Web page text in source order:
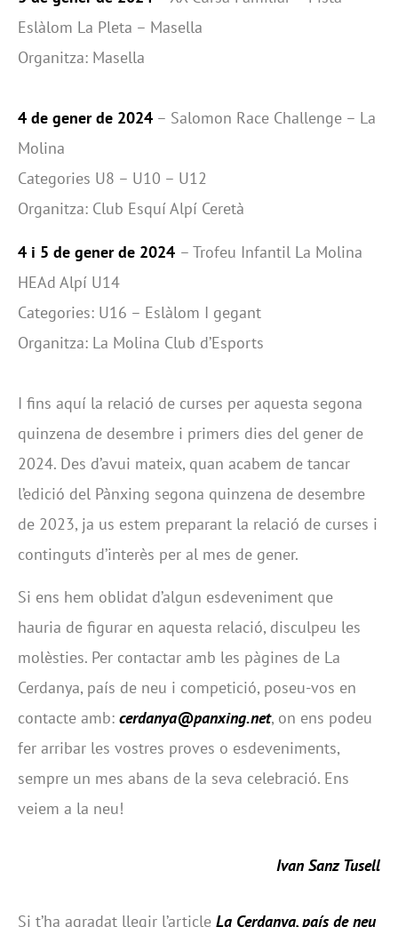
Eslàlom La Pleta – Masella
Organitza: Masella
4 de gener de 2024 – Salomon Race Challenge – La
Molina
Categories U8 – U10 – U12
Organitza: Club Esquí Alpí Ceretà
4 i 5 de gener de 2024 – Trofeu Infantil La Molina
HEAd Alpí U14
Categories: U16 – Eslàlom I gegant
Organitza: La Molina Club d’Esports
I fins aquí la relació de curses per aquesta segona
quinzena de desembre i primers dies del gener de
2024. Des d’avui mateix, quan acabem de tancar
l’edició del Pànxing segona quinzena de desembre
de 2023, ja us estem preparant la relació de curses i
continguts d’interès per al mes de gener.
Si ens hem oblidat d’algun esdeveniment que
hauria de figurar en aquesta relació, disculpeu les
molèsties. Per contactar amb les pàgines de La
Cerdanya, país de neu i competició, poseu-vos en
contacte amb: cerdanya@panxing.net, on ens podeu
fer arribar les vostres proves o esdeveniments,
sempre un mes abans de la seva celebració. Ens
veiem a la neu!
Ivan Sanz Tusell
Si t’ha agradat llegir l’article La Cerdanya, país de neu